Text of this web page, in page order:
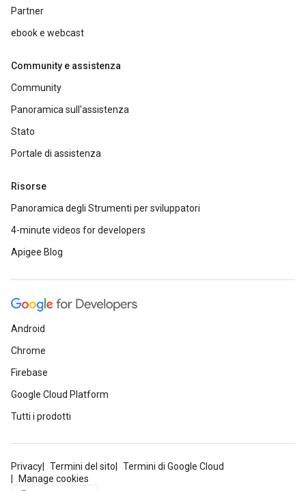
Partner
ebook e webcast
Community e assistenza
Community
Panoramica sull'assistenza
Stato
Portale di assistenza
Risorse
Panoramica degli Strumenti per sviluppatori
4-minute videos for developers
Apigee Blog
Android
Chrome
Firebase
Google Cloud Platform
Tutti i prodotti
Privacy Termini del sito
Termini di Google Cloud
Manage cookies